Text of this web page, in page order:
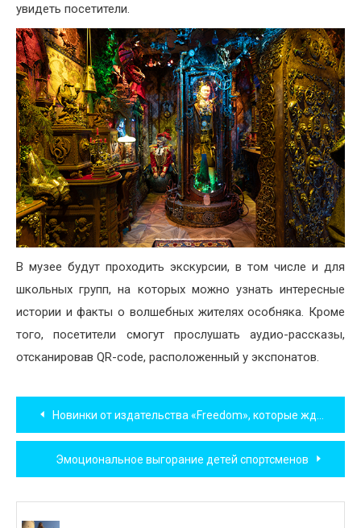
увидеть посетители.
В музее будут проходить экскурсии, в том числе и для
школьных групп, на которых можно узнать интересные
истории и факты о волшебных жителях особняка. Кроме
того, посетители смогут прослушать аудио-рассказы,
отсканировав QR-code, расположенный у экспонатов.
Навигация
по
записям
Новинки от издательства «Freedom», которые ждут нас в марте
Эмоциональное выгорание детей спортсменов